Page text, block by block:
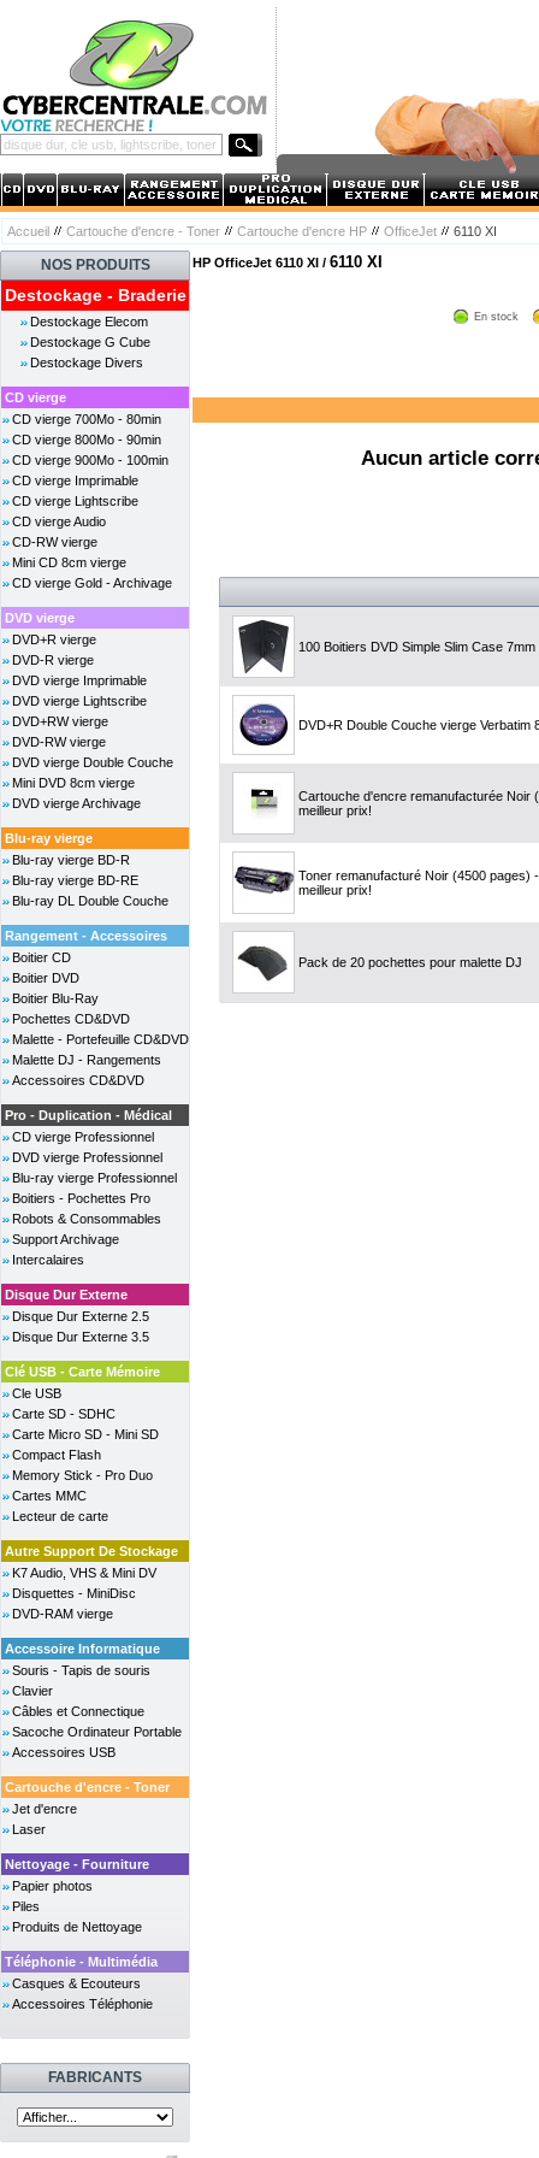
Accueil Cartouche d'encre - Toner Cartouche d'encre HP OfficeJet 6110 XI
NOS PRODUITS
Destockage - Braderie
Destockage Elecom
Destockage G Cube
Destockage Divers
CD vierge
CD vierge 700Mo - 80min
CD vierge 800Mo - 90min
CD vierge 900Mo - 100min
CD vierge Imprimable
CD vierge Lightscribe
CD vierge Audio
CD-RW vierge
Mini CD 8cm vierge
CD vierge Gold - Archivage
DVD vierge
DVD+R vierge
DVD-R vierge
DVD vierge Imprimable
DVD vierge Lightscribe
DVD+RW vierge
DVD-RW vierge
DVD vierge Double Couche
Mini DVD 8cm vierge
DVD vierge Archivage
Blu-ray vierge
Blu-ray vierge BD-R
Blu-ray vierge BD-RE
Blu-ray DL Double Couche
Rangement - Accessoires
Boitier CD
Boitier DVD
Boitier Blu-Ray
Pochettes CD&DVD
Malette - Portefeuille CD&DVD
Malette DJ - Rangements
Accessoires CD&DVD
Pro - Duplication - Médical
CD vierge Professionnel
DVD vierge Professionnel
Blu-ray vierge Professionnel
Boitiers - Pochettes Pro
Robots & Consommables
Support Archivage
Intercalaires
Disque Dur Externe
Disque Dur Externe 2.5
Disque Dur Externe 3.5
Clé USB - Carte Mémoire
Cle USB
Carte SD - SDHC
Carte Micro SD - Mini SD
Compact Flash
Memory Stick - Pro Duo
Cartes MMC
Lecteur de carte
Autre Support De Stockage
K7 Audio, VHS & Mini DV
Disquettes - MiniDisc
DVD-RAM vierge
Accessoire Informatique
Souris - Tapis de souris
Clavier
Câbles et Connectique
Sacoche Ordinateur Portable
Accessoires USB
Cartouche d'encre - Toner
Jet d'encre
Laser
Nettoyage - Fourniture
Papier photos
Piles
Produits de Nettoyage
Téléphonie - Multimédia
Casques & Ecouteurs
Accessoires Téléphonie
FABRICANTS
HP OfficeJet 6110 XI / 6110 XI
En stock
Aucun article
100 Boitiers DVD Simple Slim Case
DVD+R Double Couche vierge
Cartouche d'encre remanufacturée Noir
meilleur prix!
Toner remanufacturé Noir (4500 pages)
meilleur prix!
Pack de 20 pochettes pour malette DJ